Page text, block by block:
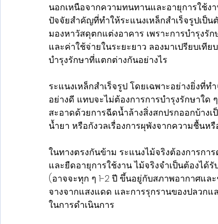
นอกเหนือจากความทนทานและอายุการใช้ง
ปัจจัยสำคัญที่ทำให้ระแนงเหล็กสำเร็จรูปเป็
มองหาวัสดุตกแต่งอาคาร เพราะการบำรุงรั
และค่าใช้จ่ายในระยะยาว ลองมาเปรียบเที
บำรุงรักษาที่แตกต่างกันอย่างไร
ระแนงเหล็กสำเร็จรูป โดยเฉพาะอย่างยิ่งที่
อย่างดี แทบจะไม่ต้องการการบำรุงรักษาใด
สะอาดด้วยการฉีดน้ำล้างสิ่งสกปรกออกบ้าง
น้ำยา หรือกังวลเรื่องการผุพังจากความชื้นห
ในทางตรงกันข้าม ระแนงไม้จริงต้องการกา
และยืดอายุการใช้งาน ไม้จริงจำเป็นต้องได้
(อาจจะทุก ๆ 1-2 ปี ขึ้นอยู่กับสภาพอากาศแล
จางจากแสงแดด และการรุกรานของปลวก
ในการดำเนินการ